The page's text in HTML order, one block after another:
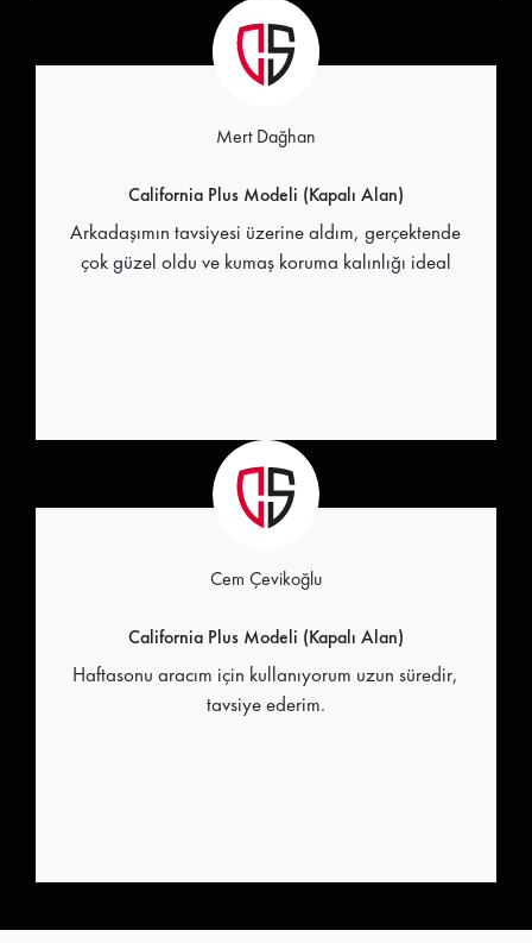
Mert Dağhan
California Plus Modeli (Kapalı Alan)
Arkadaşımın tavsiyesi üzerine aldım, gerçektende
çok güzel oldu ve kumaş koruma kalınlığı ideal
Cem Çevikoğlu
California Plus Modeli (Kapalı Alan)
Haftasonu aracım için kullanıyorum uzun süredir,
tavsiye ederim.